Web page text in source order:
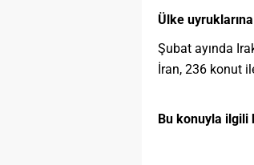
Ülke
Şubat ayında
İran, 236 konut
Bu konuyla ilgili